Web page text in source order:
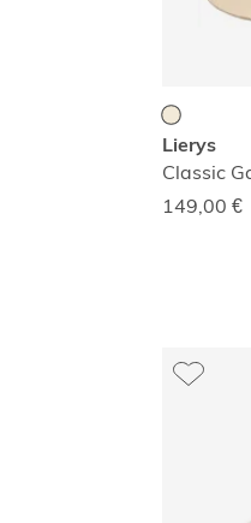
Lierys
Classic
149,00 €